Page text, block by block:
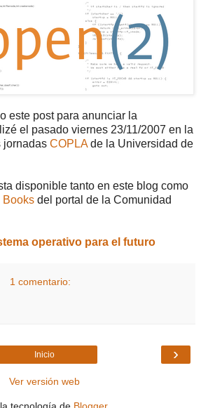
este post para anunciar la
el pasado viernes 23/11/2007 en la
jornadas COPLAde la Universidad de
disponible tanto en este blog como
Books del portal de la Comunidad
operativo para el futuro
1 comentario:
›
Inicio
Ver versión web
tecnología de Blogger.